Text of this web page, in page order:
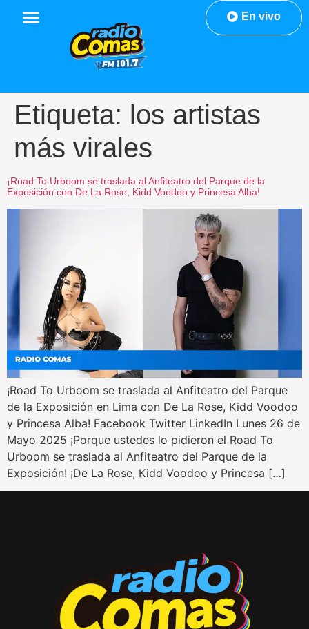
En vivo
Etiqueta: los artistas
más virales
¡Road To Urboom se traslada al Anfiteatro del Parque de la
Exposición con De La Rose, Kidd Voodoo y Princesa Alba!
¡Road To Urboom se traslada al Anfiteatro del Parque
de la Exposición en Lima con De La Rose, Kidd Voodoo
y Princesa Alba! Facebook Twitter LinkedIn Lunes 26 de
Mayo 2025 ¡Porque ustedes lo pidieron el Road To
Urboom se traslada al Anfiteatro del Parque de la
Exposición! ¡De La Rose, Kidd Voodoo y Princesa […]